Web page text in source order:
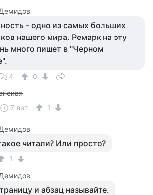
- одно из самых больших
нашего мира. Ремарк на эту
много пишет в "Черном
4 0
7 лет
1
читали? Или просто?
1
и абзац называйте.